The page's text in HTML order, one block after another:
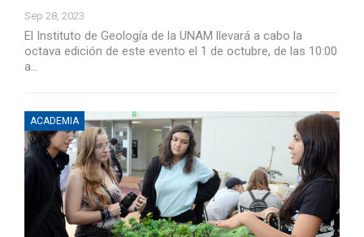
Sep 28, 2023
El Instituto de Geología de la UNAM llevará a cabo la
octava edición de este evento el 1 de octubre, de las 10:00
a…
ACADEMIA